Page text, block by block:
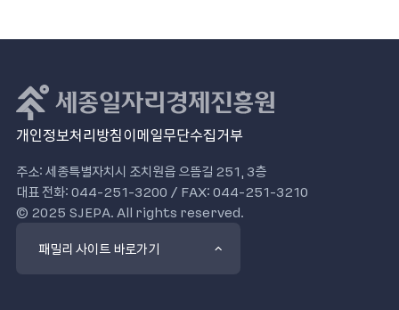
개인정보처리방침이메일무단수집거부
주소: 세종특별자치시 조치원읍 으뜸길 251, 3층
대표 전화: 044-251-3200 / FAX: 044-251-3210
© 2025 SJEPA. All rights reserved.
패밀리 사이트 바로가기